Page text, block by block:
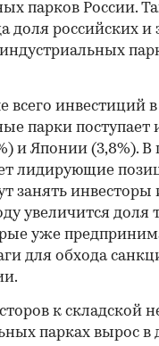
парков России.
доля российских
всего инвестиций в
парки поступает
и Японии (3,8%). В
лидирующие
занять инвесторы
увеличится доля
уже
для обхода
к складской
парках вырос в